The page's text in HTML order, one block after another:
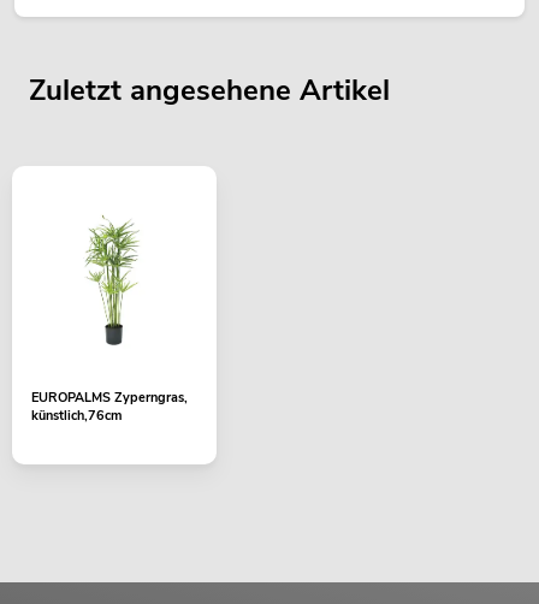
Zuletzt angesehene Artikel
EUROPALMS Zyperngras,
künstlich,76cm